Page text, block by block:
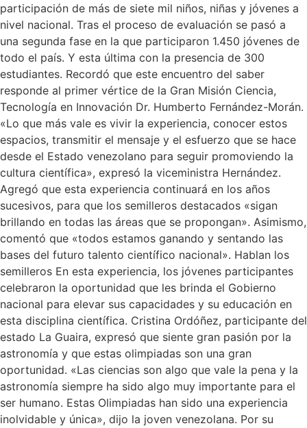
participación de más de siete mil niños, niñas y jóvenes a
nivel nacional. Tras el proceso de evaluación se pasó a
una segunda fase en la que participaron 1.450 jóvenes de
todo el país. Y esta última con la presencia de 300
estudiantes. Recordó que este encuentro del saber
responde al primer vértice de la Gran Misión Ciencia,
Tecnología en Innovación Dr. Humberto Fernández-Morán.
«Lo que más vale es vivir la experiencia, conocer estos
espacios, transmitir el mensaje y el esfuerzo que se hace
desde el Estado venezolano para seguir promoviendo la
cultura científica», expresó la viceministra Hernández.
Agregó que esta experiencia continuará en los años
sucesivos, para que los semilleros destacados «sigan
brillando en todas las áreas que se propongan». Asimismo,
comentó que «todos estamos ganando y sentando las
bases del futuro talento científico nacional». Hablan los
semilleros En esta experiencia, los jóvenes participantes
celebraron la oportunidad que les brinda el Gobierno
nacional para elevar sus capacidades y su educación en
esta disciplina científica. Cristina Ordóñez, participante del
estado La Guaira, expresó que siente gran pasión por la
astronomía y que estas olimpiadas son una gran
oportunidad. «Las ciencias son algo que vale la pena y la
astronomía siempre ha sido algo muy importante para el
ser humano. Estas Olimpiadas han sido una experiencia
inolvidable y única», dijo la joven venezolana. Por su